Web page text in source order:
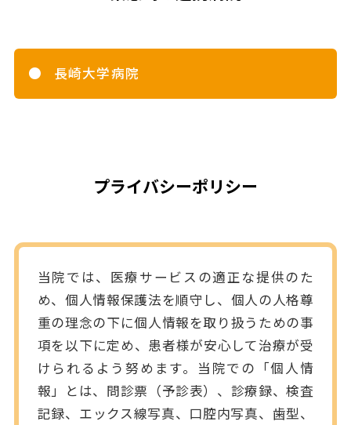
長崎大学病院
プライバシーポリシー
当院では、医療サービスの適正な提供のた
め、個人情報保護法を順守し、個人の人格尊
重の理念の下に個人情報を取り扱うための事
項を以下に定め、患者様が安心して治療が受
けられるよう努めます。当院での「個人情
報」とは、問診票（予診表）、診療録、検査
記録、エックス線写真、口腔内写真、歯型、